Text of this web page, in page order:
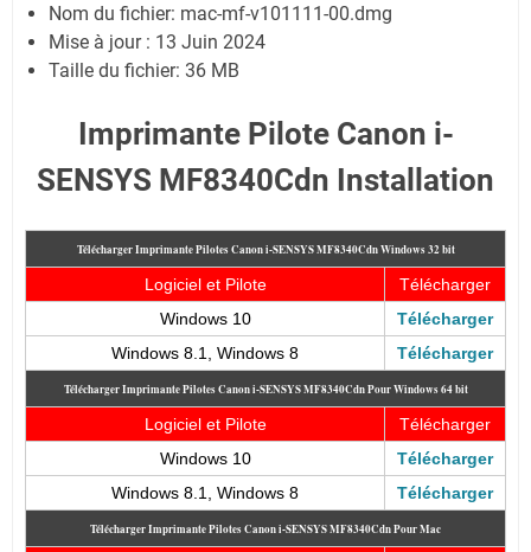
Nom du fichier: mac-mf-v101111-00.dmg
Mise à jour : 13 Juin 2024
Taille du fichier: 36 MB
Imprimante Pilote Canon i-
SENSYS MF8340Cdn Installation
Télécharger Imprimante Pilotes Canon i-SENSYS MF8340CdnWindows 32 bit
Logiciel et Pilote
Télécharger
Windows 10
Télécharger
Windows 8.1, Windows 8
Télécharger
Télécharger Imprimante Pilotes Canon i-SENSYS MF8340CdnPour Windows 64 bit
Logiciel et Pilote
Télécharger
Windows 10
Télécharger
Windows 8.1, Windows 8
Télécharger
Télécharger Imprimante Pilotes Canon i-SENSYS MF8340CdnPour Mac